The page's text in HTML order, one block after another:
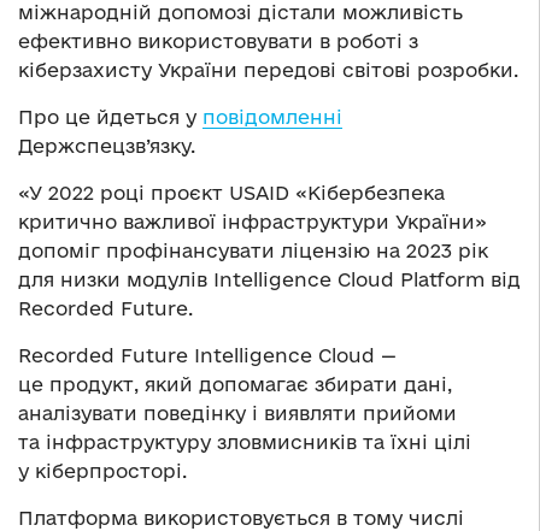
міжнародній допомозі дістали можливість
ефективно використовувати в роботі з
кіберзахисту України передові світові розробки.
Про це йдеться у повідомленні
Держспецзв’язку.
«У 2022 році проєкт USAID «Кібербезпека
критично важливої інфраструктури України»
допоміг профінансувати ліцензію на 2023 рік
для низки модулів Intelligence Cloud Platform від
Recorded Future.
Recorded Future Intelligence Cloud —
це продукт, який допомагає збирати дані,
аналізувати поведінку і виявляти прийоми
та інфраструктуру зловмисників та їхні цілі
у кіберпросторі.
Платформа використовується в тому числі